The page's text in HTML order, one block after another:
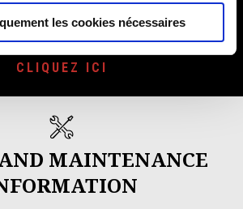
les cookies nécessaires
votre brochure au format PDF
CLIQUEZ ICI
MAINTENANCE